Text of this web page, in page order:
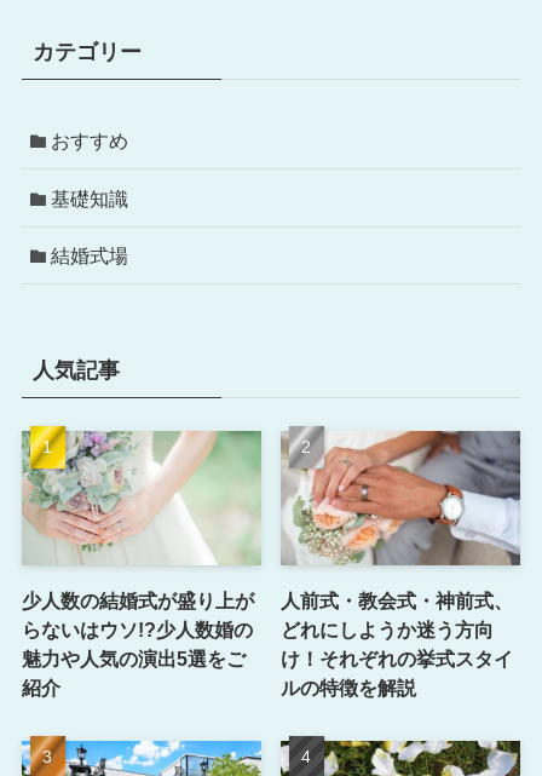
カテゴリー
おすすめ
基礎知識
結婚式場
人気記事
少人数の結婚式が盛り上が
らないはウソ!?少人数婚の
魅力や人気の演出5選をご
紹介
人前式・教会式・神前式、
どれにしようか迷う方向
け！それぞれの挙式スタイ
ルの特徴を解説